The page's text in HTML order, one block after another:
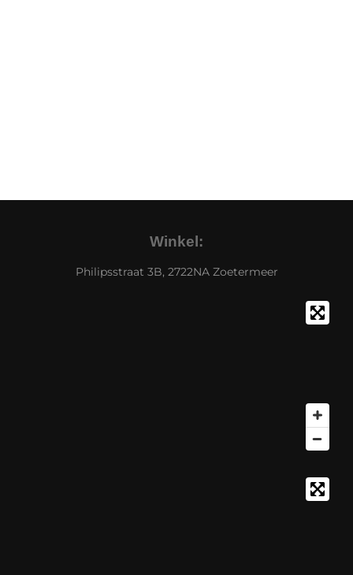
Winkel:
Philipsstraat 3B, 2722NA Zoetermeer